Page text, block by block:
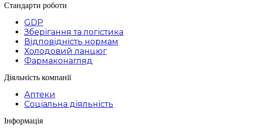
Стандарти роботи
GDP
Зберігання та логістика
Відповідність нормам
Холодовий ланцюг
Фармаконагляд
Діяльність компанії
Аптеки
Соціальна діяльність
Інформація